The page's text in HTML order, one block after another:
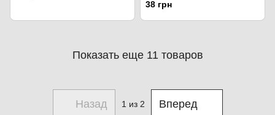
38 грн
Показать еще 11 товаров
Назад 1 из 2 Вперед